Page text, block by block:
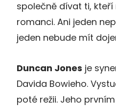
společně dívat ti,
romanci. Ani jeden
jeden nebude mít
Duncan Jones je
Davida Bowieho.
poté režii. Jeho